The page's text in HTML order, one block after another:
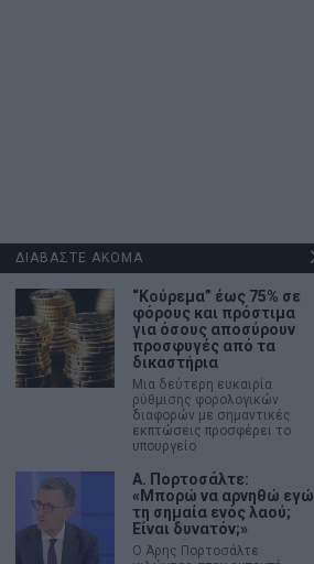
ΔΙΑΒΑΣΤΕ ΑΚΟΜΑ
“Κούρεμα” έως 75% σε
φόρους και πρόστιμα
για όσους αποσύρουν
προσφυγές από τα
δικαστήρια
Μια δεύτερη ευκαιρία
ρύθμισης φορολογικών
διαφορών με σημαντικές
εκπτώσεις προσφέρει το
υπουργείο
Α. Πορτοσάλτε:
«Μπορώ να αρνηθώ εγώ
τη σημαία ενός λαού;
Είναι δυνατόν;»
Ο Άρης Πορτοσάλτε